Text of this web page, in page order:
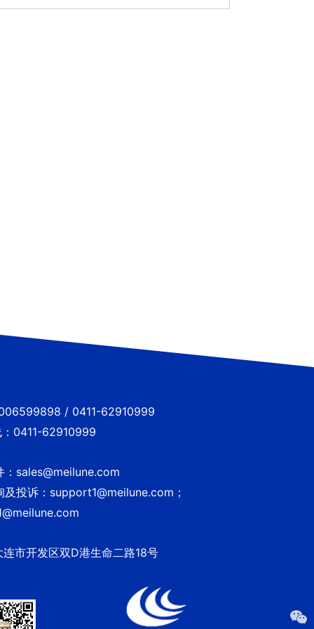
/ 0411-62910999
：0411-62910999
：sales@meilune.com
及投诉：support1@meilune.com；
连市开发区双D港生命二路18号